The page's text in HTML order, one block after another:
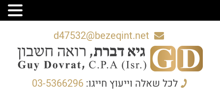
d47532@bezeqint.net
לכל שאלה וייעוץ חייגו: 03-5366296